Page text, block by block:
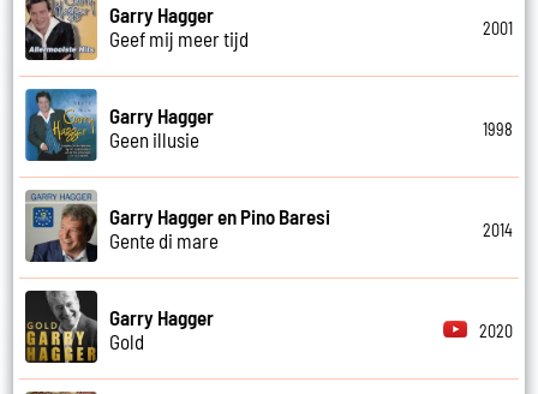
Garry Hagger
Geef mij meer tijd
2001
Garry Hagger
Geen illusie
1998
Garry Hagger en Pino Baresi
Gente di mare
2014
Garry Hagger
Gold
2020